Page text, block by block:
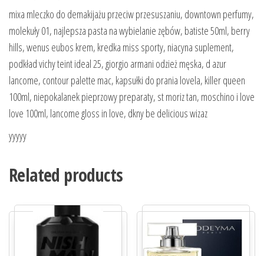
mixa mleczko do demakijażu przeciw przesuszaniu, downtown perfumy,
molekuły 01, najlepsza pasta na wybielanie zębów, batiste 50ml, berry
hills, wenus eubos krem, kredka miss sporty, niacyna suplement,
podkład vichy teint ideal 25, giorgio armani odzież męska, d azur
lancome, contour palette mac, kapsułki do prania lovela, killer queen
100ml, niepokalanek pieprzowy preparaty, st moriz tan, moschino i love
love 100ml, lancome gloss in love, dkny be delicious wizaz
yyyyy
Related products